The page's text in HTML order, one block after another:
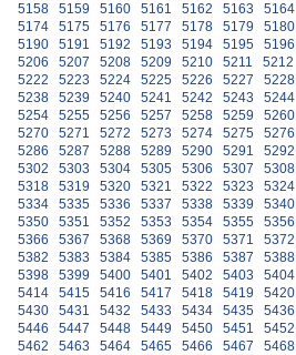
5158
5159 5160 5161 5162 5163 5164
5174
5175 5176 5177 5178 5179 5180
5190
5191 5192 5193 5194 5195 5196
5206
5207 5208 5209 5210 5211 5212
5222
5223 5224 5225 5226 5227 5228
5238
5239 5240 5241 5242 5243 5244
5254
5255 5256 5257 5258 5259 5260
5270
5271 5272 5273 5274 5275 5276
5286
5287 5288 5289 5290 5291 5292
5302
5303 5304 5305 5306 5307 5308
5318
5319 5320 5321 5322 5323 5324
5334
5335 5336 5337 5338 5339 5340
5350
5351 5352 5353 5354 5355 5356
5366
5367 5368 5369 5370 5371 5372
5382
5383 5384 5385 5386 5387 5388
5398
5399 5400 5401 5402 5403 5404
5414
5415 5416 5417 5418 5419 5420
5430
5431 5432 5433 5434 5435 5436
5446
5447 5448 5449 5450 5451 5452
5462
5463 5464 5465 5466 5467 5468